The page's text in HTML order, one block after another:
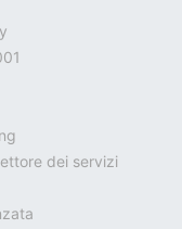
dei servizi